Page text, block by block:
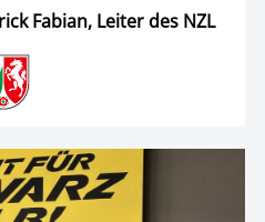
Fabian, Leiter des NZL